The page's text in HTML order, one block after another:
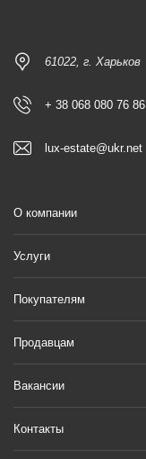
61022, г. Харьков
+ 38 068 080 76 86
lux-estate@ukr.net
О компании
Услуги
Покупателям
Продавцам
Вакансии
Контакты